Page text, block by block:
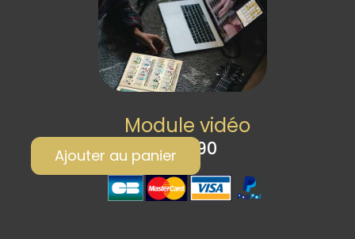
Module vidéo
€19,90
Ajouter au panier